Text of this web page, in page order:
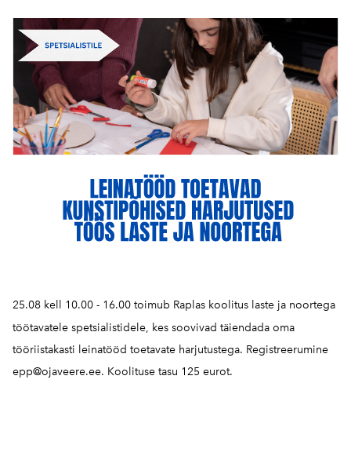
25.08 kell 10.00 - 16.00 toimub Raplas koolitus laste ja noortega
töötavatele spetsialistidele, kes soovivad täiendada oma
tööriistakasti leinatööd toetavate harjutustega. Registreerumine
epp@ojaveere.ee. Koolituse tasu 125 eurot.